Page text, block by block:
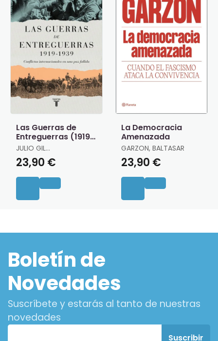
Las Guerras de
Entreguerras (1919 ?
1939)
JULIO GIL
PECHARROMÁN
23,90 €
La Democracia
Amenazada
GARZON, BALTASAR
23,90 €
Boletín de
Novedades
Suscríbete y estarás al tanto de nuestras
novedades